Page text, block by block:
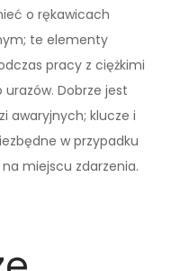
o rękawicach
te elementy
pracy z ciężkimi
urazów. Dobrze jest
awaryjnych; klucze i
w przypadku
miejscu zdarzenia.